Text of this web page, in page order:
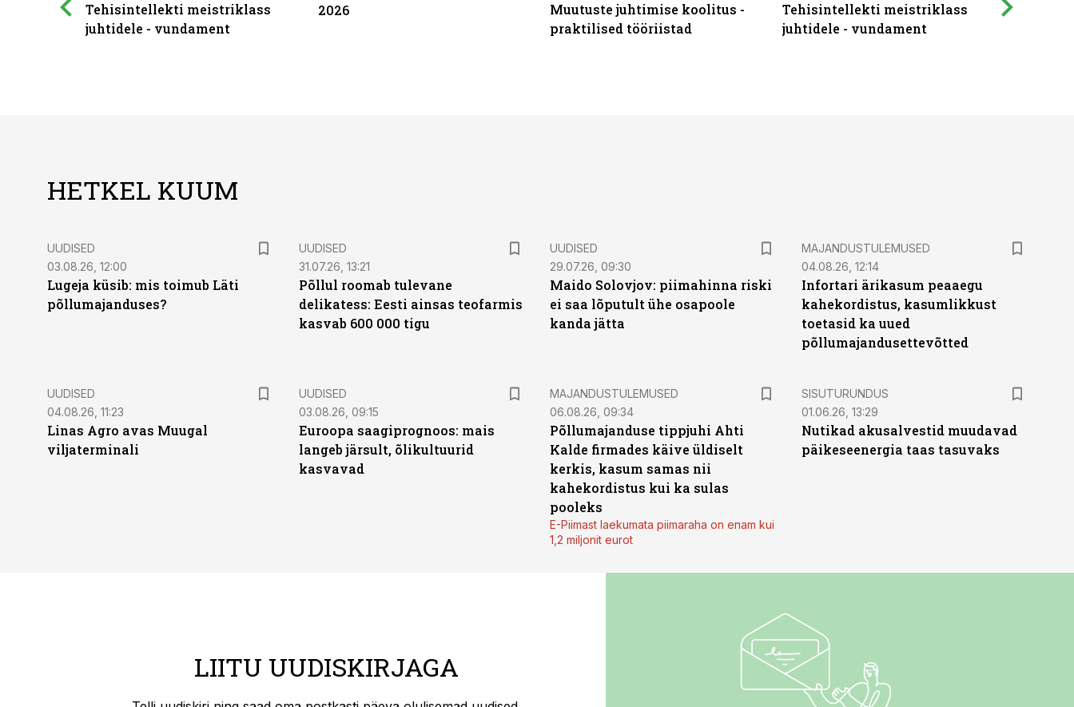
Tehisintellekti meistriklass
juhtidele - vundament
2026
Muutuste juhtimise koolitus -
praktilised tööriistad
Tehisintellekti meistriklass
juhtidele - vundament
HETKEL KUUM
UUDISED
03.08.26, 12:00
Lugeja küsib: mis toimub Läti
põllumajanduses?
UUDISED
31.07.26, 13:21
Põllul roomab tulevane
delikatess: Eesti ainsas teofarmis
kasvab 600 000 tigu
UUDISED
29.07.26, 09:30
Maido Solovjov: piimahinna riski
ei saa lõputult ühe osapoole
kanda jätta
MAJANDUSTULEMUSED
04.08.26, 12:14
Infortari ärikasum peaaegu
kahekordistus, kasumlikkust
toetasid ka uued
põllumajandusettevõtted
UUDISED
04.08.26, 11:23
Linas Agro avas Muugal
viljaterminali
UUDISED
03.08.26, 09:15
Euroopa saagiprognoos: mais
langeb järsult, õlikultuurid
kasvavad
MAJANDUSTULEMUSED
06.08.26, 09:34
Põllumajanduse tippjuhi Ahti
Kalde firmades käive üldiselt
kerkis, kasum samas nii
kahekordistus kui ka sulas
pooleks
E-Piimast laekumata piimaraha on enam kui
1,2 miljonit eurot
ST
SISUTURUNDUS
01.06.26, 13:29
Nutikad akusalvestid muudavad
päikeseenergia taas tasuvaks
LIITU UUDISKIRJAGA